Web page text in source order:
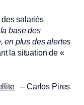
salariés
base des
en plus des alertes
la situation de «
– Carlos Pires